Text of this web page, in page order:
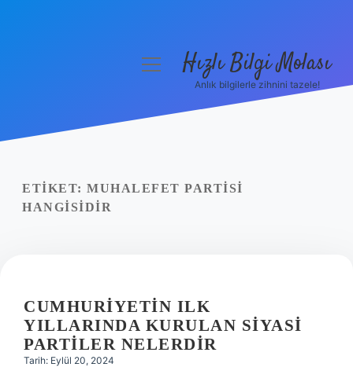
Yasal Uyarı
menüyüHızlı Bilgi Molası
Anlık bilgilerle zihnini tazele!
ETIKET: MUHALEFET PARTISI
HANGISIDIR
CUMHURIYETIN ILK
YILLARINDA KURULAN SIYASI
PARTILER NELERDIR
Tarih: Eylül 20, 2024